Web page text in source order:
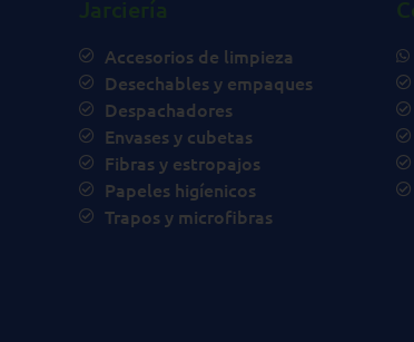
Accesorios de limpieza
Desechables y empaques
Despachadores
Envases y cubetas
Fibras y estropajos
Papeles higíenicos
Trapos y microfibras